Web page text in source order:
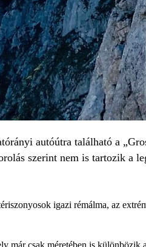
autóútra található a
szerint nem is tartozik a
igazi rémálma, az
már csak méretében is